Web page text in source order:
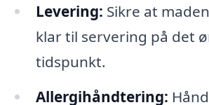
Levering: Sikre at
klar til servering på det
tidspunkt.
Allergihåndtering: